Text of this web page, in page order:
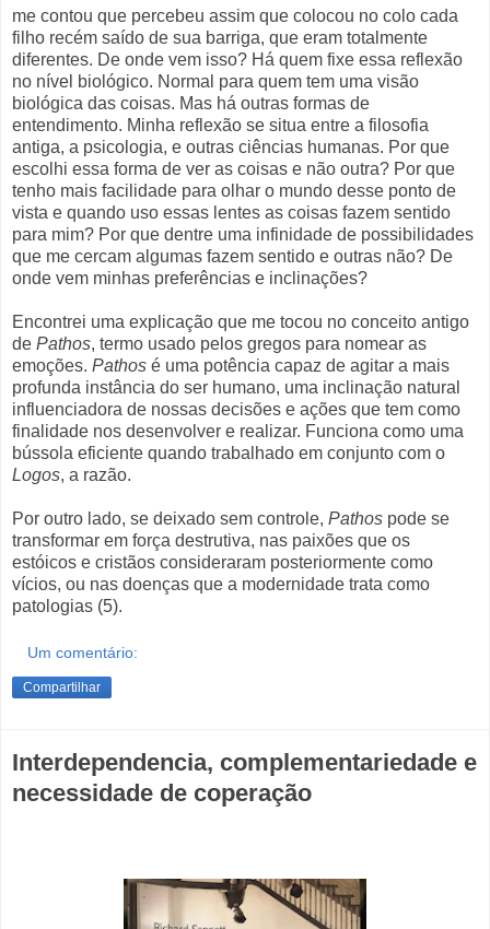
me contou que percebeu assim que colocou no colo cada
filho recém saído de sua barriga, que eram totalmente
diferentes. De onde vem isso? Há quem fixe essa reflexão
no nível biológico. Normal para quem tem uma visão
biológica das coisas. Mas há outras formas de
entendimento. Minha reflexão se situa entre a filosofia
antiga, a psicologia, e outras ciências humanas. Por que
escolhi essa forma de ver as coisas e não outra? Por que
tenho mais facilidade para olhar o mundo desse ponto de
vista e quando uso essas lentes as coisas fazem sentido
para mim? Por que dentre uma infinidade de possibilidades
que me cercam algumas fazem sentido e outras não? De
onde vem minhas preferências e inclinações?
Encontrei uma explicação que me tocou no conceito antigo
de Pathos, termo usado pelos gregos para nomear as
emoções. Pathos é uma potência capaz de agitar a mais
profunda instância do ser humano, uma inclinação natural
influenciadora de nossas decisões e ações que tem como
finalidade nos desenvolver e realizar. Funciona como uma
bússola eficiente quando trabalhado em conjunto com o
Logos, a razão.
Por outro lado, se deixado sem controle, Pathos pode se
transformar em força destrutiva, nas paixões que os
estóicos e cristãos consideraram posteriormente como
vícios, ou nas doenças que a modernidade trata como
patologias (5).
Um comentário:
Compartilhar
Interdependencia, complementariedade e
necessidade de coperação